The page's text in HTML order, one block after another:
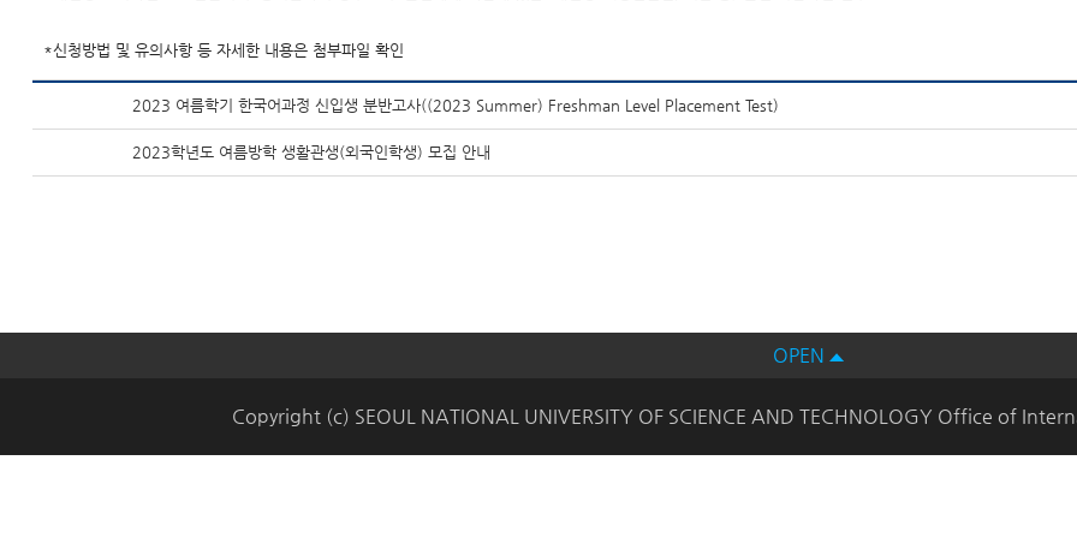
*신청방법 및 유의사항 등 자세한 내용은 첨부파일 확인
2023 여름학기 한국어과정 신입생 분반고사((2023 Summer) Freshman Level Placement Test)
2023학년도 여름방학 생활관생(외국인학생) 모집 안내
OPEN
Copyright (c) SEOUL NATIONAL UNIVERSITY OF SCIENCE AND TECHNOLOGY Office of